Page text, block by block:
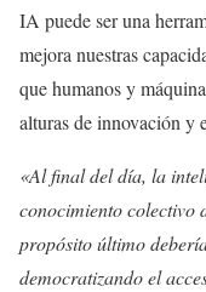
IA puede ser una
mejora nuestras
que humanos y
alturas de innovación y
«Al final del día, la
conocimiento colectivo
propósito último
democratizando el